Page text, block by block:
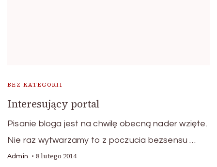
BEZ KATEGORII
Interesujący portal
Pisanie bloga jest na chwilę obecną nader wzięte.
Nie raz wytwarzamy to z poczucia bezsensu …
Admin 8 lutego 2014